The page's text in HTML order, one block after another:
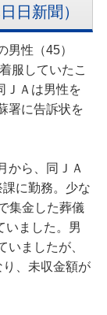
日新聞）
男性（45）
服していたこ
ＪＡは男性を
署に告訴状を
から、同ＪＡ
に勤務。少な
集金した葬儀
いました。男
ましたが、
、未収金額が